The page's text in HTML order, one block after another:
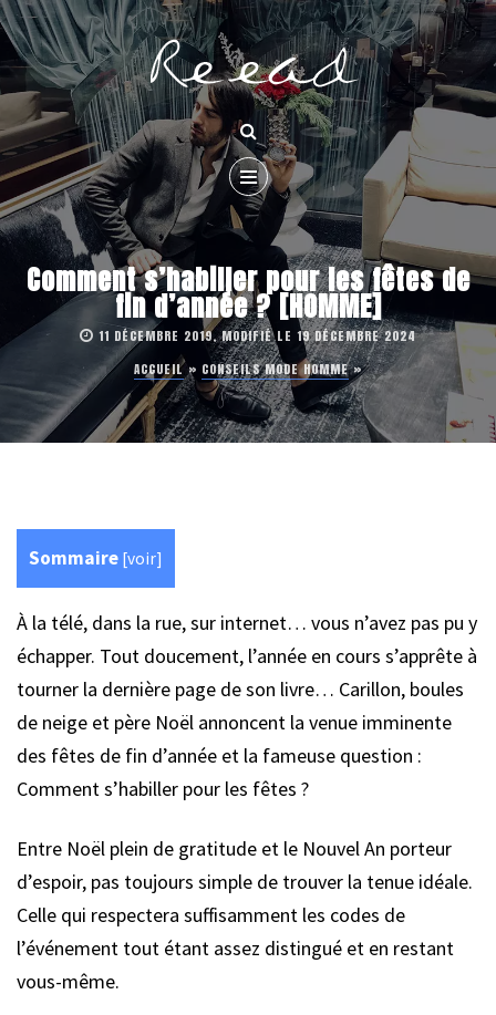
Comment s’habiller pour les fêtes de
fin d’année ? [HOMME]
11 DÉCEMBRE 2019, MODIFIÉ LE 19 DÉCEMBRE 2024
ACCUEIL» CONSEILS MODE HOMME»
Sommaire [voir]
À la télé, dans la rue, sur internet… vous n’avez pas pu y
échapper. Tout doucement, l’année en cours s’apprête à
tourner la dernière page de son livre… Carillon, boules
de neige et père Noël annoncent la venue imminente
des fêtes de fin d’année et la fameuse question :
Comment s’habiller pour les fêtes ?
Entre Noël plein de gratitude et le Nouvel An porteur
d’espoir, pas toujours simple de trouver la tenue idéale.
Celle qui respectera suffisamment les codes de
l’événement tout étant assez distingué et en restant
vous-même.